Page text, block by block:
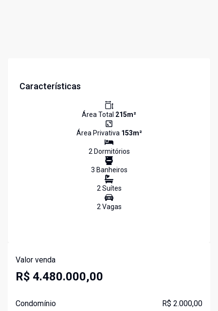
Características
Área Total 215m²
Área Privativa 153m²
2Dormitórios
3 Banheiros
2Suítes
2Vagas
Valor venda
R$ 4.480.000,00
Condomínio R$ 2.000,00